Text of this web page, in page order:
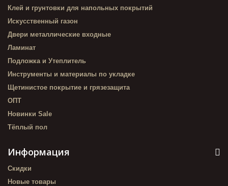
Клей и грунтовки для напольных покрытий
Искусственный газон
Двери металлические входные
Ламинат
Подложка и Утеплитель
Инструменты и материалы по укладке
Щетинистое покрытие и грязезащита
ОПТ
Новинки Sale
Тёплый пол
Информация
Скидки
Новые товары